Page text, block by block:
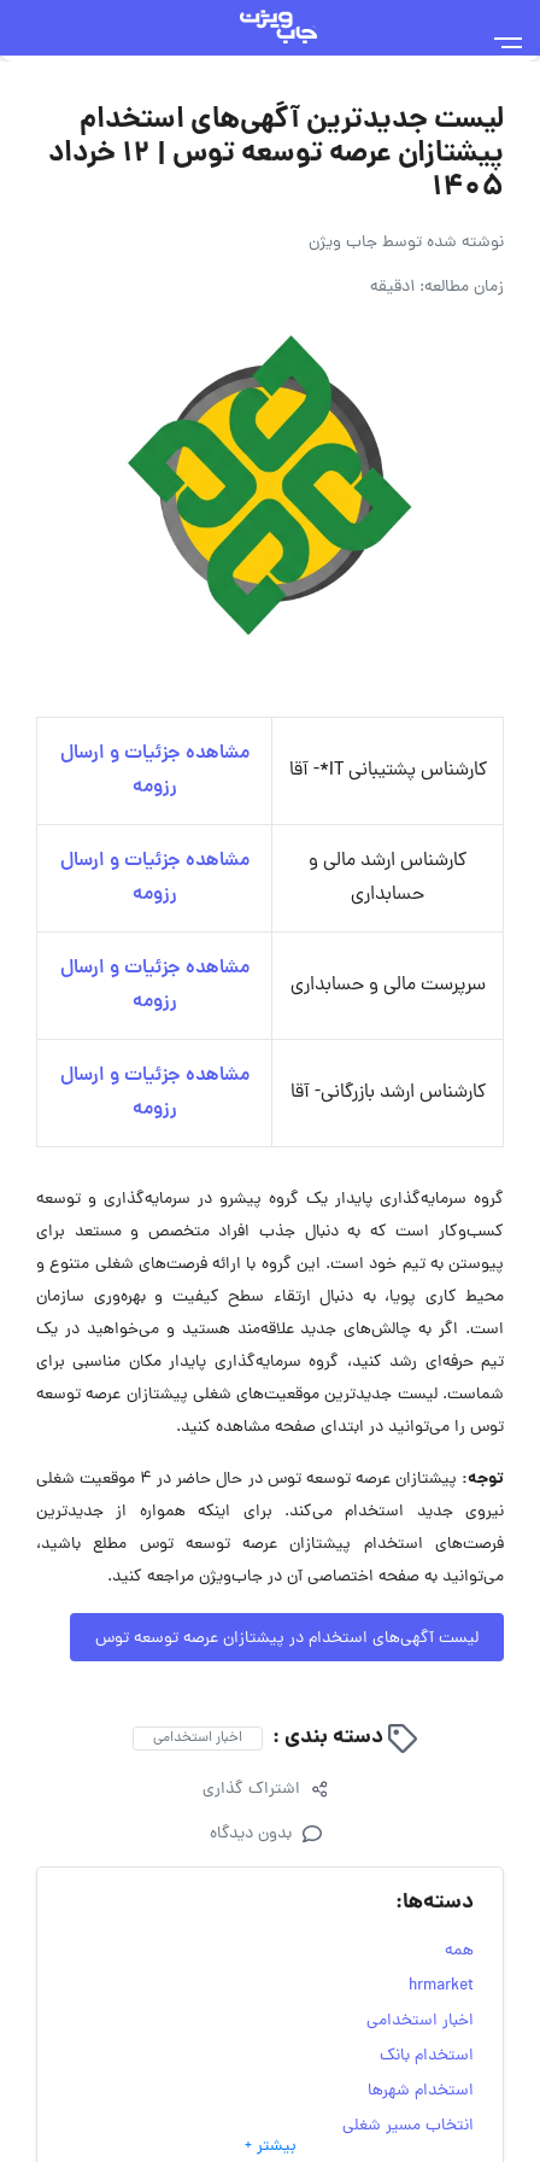
لیست جدیدترین آگهی‌های استخدام
پیشتازان عرصه توسعه توس | ۱۲ خرداد
۱۴۰۵
نوشته شده توسطجاب ویژن
زمان مطالعه: 1دقیقه
کارشناس پشتیبانی IT*- آقا
مشاهده جزئیات و ارسال
رزومه
کارشناس ارشد مالی و
حسابداری
مشاهده جزئیات و ارسال
رزومه
سرپرست مالی و حسابداری
مشاهده جزئیات و ارسال
رزومه
کارشناس ارشد بازرگانی- آقا
مشاهده جزئیات و ارسال
رزومه
گروه سرمایه‌گذاری پایدار یک گروه پیشرو در سرمایه‌گذاری و توسعه
کسب‌وکار است که به دنبال جذب افراد متخصص و مستعد برای
پیوستن به تیم خود است. این گروه با ارائه فرصت‌های شغلی متنوع و
محیط کاری پویا، به دنبال ارتقاء سطح کیفیت و بهره‌وری سازمان
است. اگر به چالش‌های جدید علاقه‌مند هستید و می‌خواهید در یک
تیم حرفه‌ای رشد کنید، گروه سرمایه‌گذاری پایدار مکان مناسبی برای
شماست. لیست جدیدترین موقعیت‌های شغلی پیشتازان عرصه توسعه
توس را می‌توانید در ابتدای صفحه مشاهده کنید.
توجه:
پیشتازان عرصه توسعه توس در حال حاضر در ۴ موقعیت شغلی
نیروی جدید استخدام می‌کند. برای اینکه همواره از جدیدترین
فرصت‌های استخدام پیشتازان عرصه توسعه توس مطلع باشید،
می‌توانید به صفحه اختصاصی آن در جاب‌ویژن مراجعه کنید.
لیست آگهی‌های استخدام در پیشتازان عرصه توسعه توس
دسته بندی : اخبار استخدامی
اشتراک گذاری
بدون دیدگاه
دسته‌ها:
همه
hrmarket
اخبار استخدامی
استخدام بانک
استخدام شهرها
انتخاب مسیر شغلی
بیشتر +